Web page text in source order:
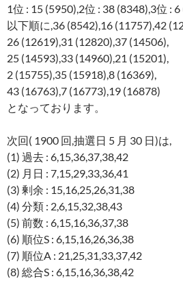
1位 : 15 (5950),2位 : 38 (8348),3位 :
以下順に,36 (8542),16 (11757),42
26 (12619),31 (12820),37 (14506),
25 (14593),33 (14960),21 (15201),
2 (15755),35 (15918),8 (16369),
43 (16763),7 (16773),19 (16878)
となっております。
次回( 1900 回,抽選日 5 月 30 日)は,
(1) 過去 : 6,15,36,37,38,42
(2) 月日 : 7,15,29,33,36,41
(3) 剰余 : 15,16,25,26,31,38
(4) 分類 : 2,6,15,32,38,43
(5) 前数 : 6,15,16,36,37,38
(6) 順位S : 6,15,16,26,36,38
(7) 順位A : 21,25,31,33,37,42
(8) 総合S : 6,15,16,36,38,42